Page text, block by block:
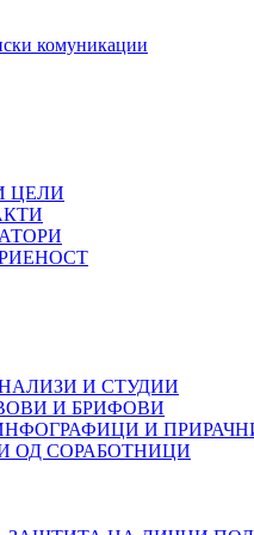
ЦЕЛИ
И СТУДИИ
И БРИФОВИ
И
ОД СОРАБОТНИЦИ